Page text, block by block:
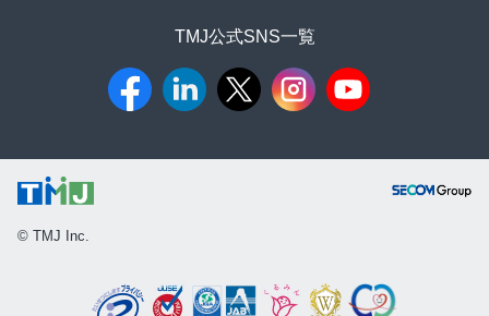
TMJ公式SNS一覧​
© TMJ Inc.